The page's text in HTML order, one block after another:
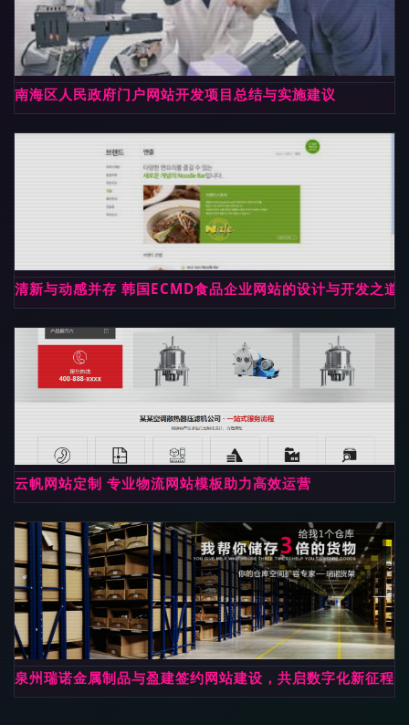
南海区人民政府门户网站开发项目总结与实施建议
清新与动感并存 韩国ECMD食品企业网站的设计与开发之道
云帆网站定制 专业物流网站模板助力高效运营
泉州瑞诺金属制品与盈建签约网站建设，共启数字化新征程